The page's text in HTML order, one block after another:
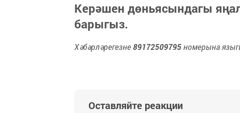
Керәшен дөньясындагы
барыгыз.
Хәбәрләрегезне89172509795номерына
Оставляйте реакции